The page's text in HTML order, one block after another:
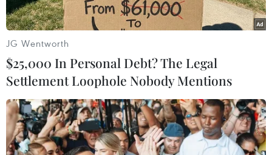
Hố to bùn lầy trên Quốc lộ 30 đoạn qua ấp Gò Da, xã Tân
Hồng. (Ảnh: Nhựt An/TTXVN)
JG Wentworth
$25,000 In Personal Debt? The Legal
Settlement Loophole Nobody Mentions